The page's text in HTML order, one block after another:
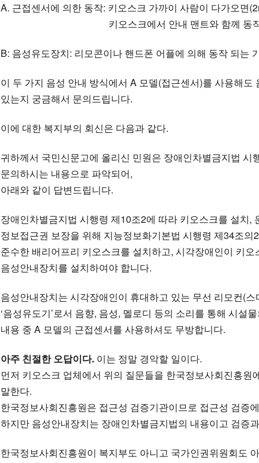
A. 근접센서에 의한 동작: 키오스크 가까이 사람이 다가오면
키오스크에서 안내 맨트와 함께 동작 되는
B: 음성유도장치: 리모콘이나 핸드폰 어플에 의해 동작 되는
이 두 가지 음성 안내 방식에서 A 모델(접근센서)를 사용해
있는지 궁금해서 문의드립니다.
이에 대한 복지부의 회신은 다음과 같다.
귀하께서 국민신문고에 올리신 민원은 장애인차별금지법
문의하시는 내용으로 파악되어,
아래와 같이 답변드립니다.
장애인차별금지법 시행령 제10조2에 따라 키오스크를 설치
정보접근권 보장을 위해 지능정보화기본법 시행령 제34조
준수한 배리어프리 키오스크를 설치하고, 시각장애인이 키
음성안내장치를 설치하여야 합니다.
음성안내장치는 시각장애인이 휴대하고 있는 무선 리모컨(
‘음성유도기’로서 음향, 음성, 멜로디 등의 소리를 통해 시설
내용 중 A 모델의 근접센서를 사용하셔도 무방합니다.
아주 친절한 오답이다.이는 정말 경악할 일이다.
먼저 키오스크 업체에서 위의 질문들을 한국정보사회진흥
말한다.
한국정보사회진흥원은 접근성 검증기관이므로 접근성 검증
하지만 음성안내장치는 장애인차별금지법의 내용이고 검증
한국정보사회진흥원이 복지부도 아니고 국가인권위원회도